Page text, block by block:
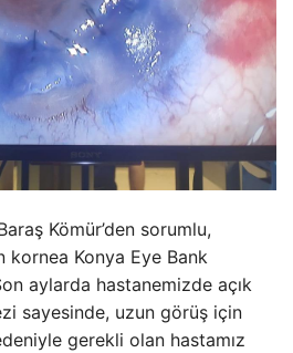
Kömür’den sorumlu,
kornea Konya Eye Bank
aylarda hastanemizde açık
sayesinde, uzun görüş için
gerekli olan hastamız